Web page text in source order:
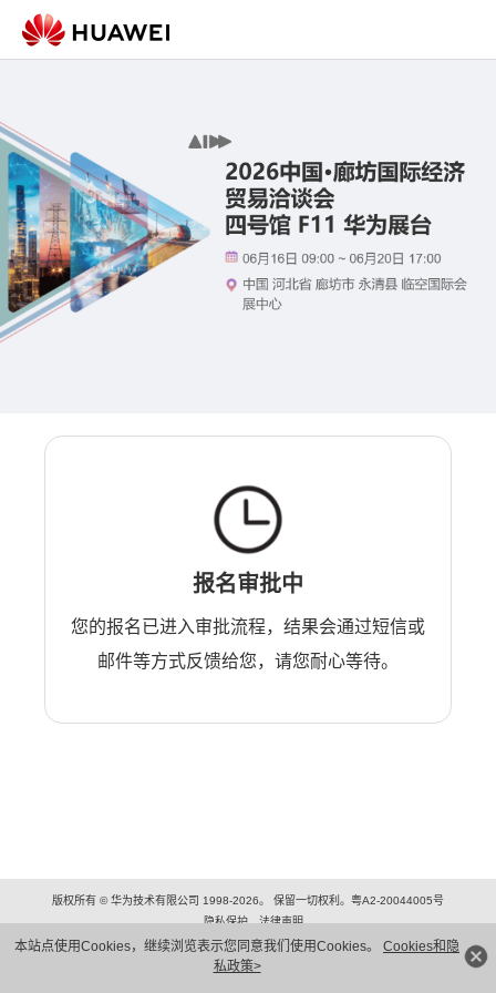
本站点使用Cookies，继续浏览表示您同意我们使用Cookies。 Cookies和隐
私政策>
报名审批中
您的报名已进入审批流程，结果会通过短信或
邮件等方式反馈给您，请您耐心等待。
版权所有 © 华为技术有限公司 1998-2026。 保留一切权利。粤A2-20044005号
隐私保护
法律声明